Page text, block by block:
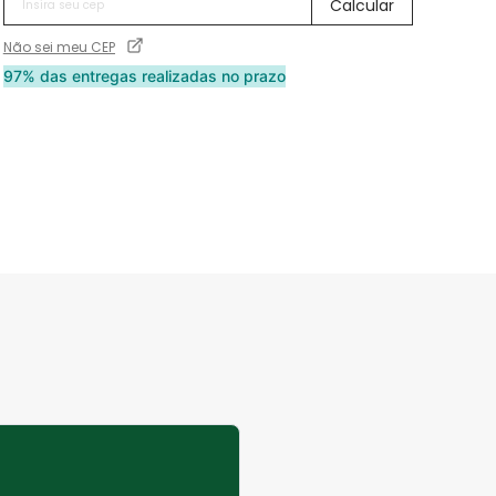
Não sei meu CEP
97% das entregas realizadas no prazo